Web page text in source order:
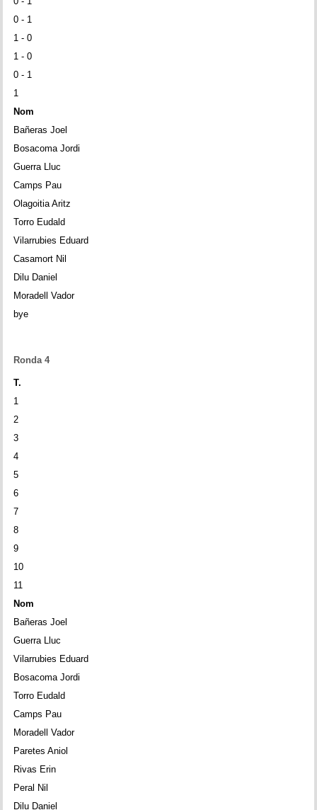
0 - 1
1 - 0
1 - 0
0 - 1
1
Nom
Bañeras Joel
Bosacoma Jordi
Guerra Lluc
Camps Pau
Olagoitia Aritz
Torro Eudald
Vilarrubies Eduard
Casamort Nil
Dilu Daniel
Moradell Vador
bye
Ronda 4
T.
1
2
3
4
5
6
7
8
9
10
11
Nom
Bañeras Joel
Guerra Lluc
Vilarrubies Eduard
Bosacoma Jordi
Torro Eudald
Camps Pau
Moradell Vador
Paretes Aniol
Rivas Erin
Peral Nil
Dilu Daniel